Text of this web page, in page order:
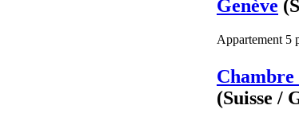
Genève
Appartement 5
Chambre
(Suisse /